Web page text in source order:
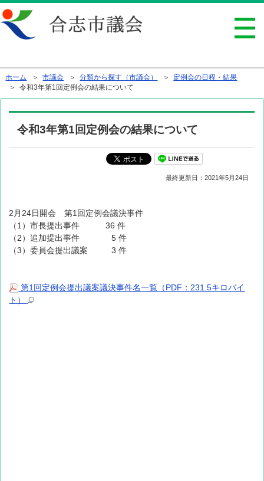
ホーム ＞市議会 ＞分類から探す（市議会） ＞ 定例会の日程・結果
＞ 令和3年第1回定例会の結果について
令和3年第1回定例会の結果について
最終更新日：2021年5月24日
2月24日開会 第1回定例会議決事件
（1）市長提出事件 36 件
（2）追加提出事件 5 件
（3）委員会提出議案 3 件
第1回定例会提出議案議決事件名一覧（PDF：231.5キロバイ
ト）